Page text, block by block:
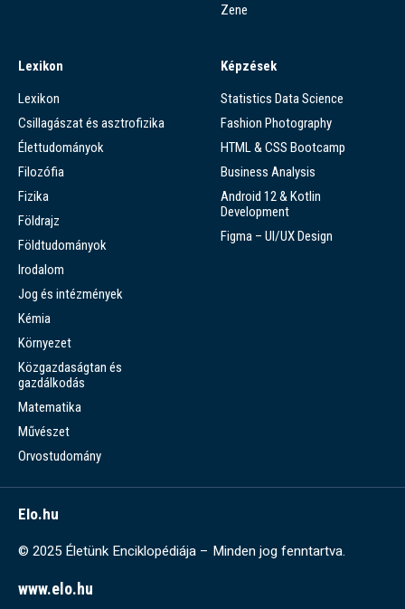
Zene
Lexikon
Lexikon
Csillagászat és asztrofizika
Élettudományok
Filozófia
Fizika
Földrajz
Földtudományok
Irodalom
Jog és intézmények
Kémia
Környezet
Közgazdaságtan és
gazdálkodás
Matematika
Művészet
Orvostudomány
Képzések
Statistics Data Science
Fashion Photography
HTML & CSS Bootcamp
Business Analysis
Android 12 & Kotlin
Development
Figma – UI/UX Design
Elo.hu
© 2025 Életünk Enciklopédiája – Minden jog fenntartva.
www.elo.hu